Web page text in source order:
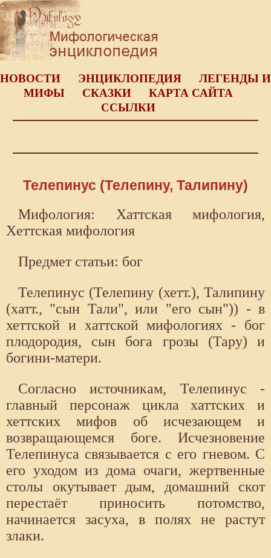
НОВОСТИ ЭНЦИКЛОПЕДИЯ
ЛЕГЕНДЫ И
МИФЫ
СКАЗКИ
КАРТА САЙТА
ССЫЛКИ
Телепинус (Телепину, Талипину)
Мифология: Хаттская мифология,
Хеттская мифология
Предмет статьи: бог
Телепинус (Телепину (хетт.), Талипину
(хатт., "сын Тали", или "его сын")) - в
хеттской и хаттской мифологиях - бог
плодородия, сын бога грозы (Тару) и
богини-матери.
Согласно источникам, Телепинус -
главный персонаж цикла хаттских и
хеттских мифов об исчезающем и
возвращающемся боге. Исчезновение
Телепинуса связывается с его гневом. С
его уходом из дома очаги, жертвенные
столы окутывает дым, домашний скот
перестаёт приносить потомство,
начинается засуха, в полях не растут
злаки.